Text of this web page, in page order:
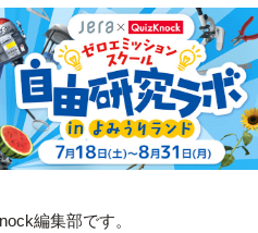
編集部です。